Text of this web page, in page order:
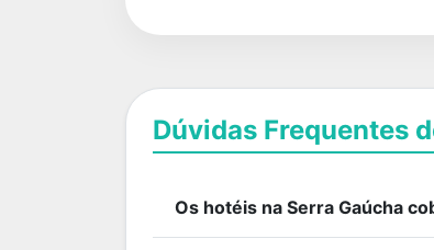
Dúvidas Frequentes
Os hotéis na Serra Gaúcha